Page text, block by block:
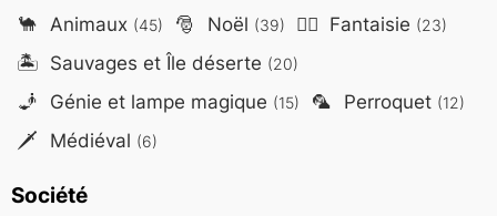
🐪 Animaux (45) 🎅 Noël (39) 🧙‍♂️ Fantaisie (23)
🏝️ Sauvages et Île déserte (20)
🧞 Génie et lampe magique (15) 🦜 Perroquet (12)
🗡️ Médiéval (6)
Société